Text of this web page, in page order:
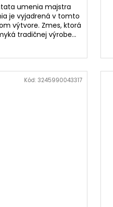
umenia majstra
je vyjadrená v tomto
výtvore. Zmes, ktorá
tradičnej výrobe...
Kód: 3245990043317